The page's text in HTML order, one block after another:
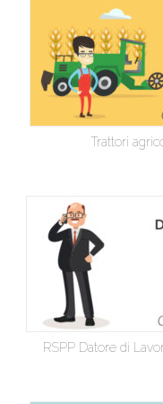
Trattori
RSPP Datore di